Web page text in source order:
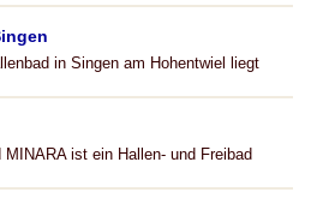
in Singen am Hohentwiel liegt
ist ein Hallen- und Freibad